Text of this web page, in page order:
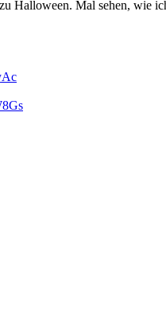
Halloween. Mal sehen, wie